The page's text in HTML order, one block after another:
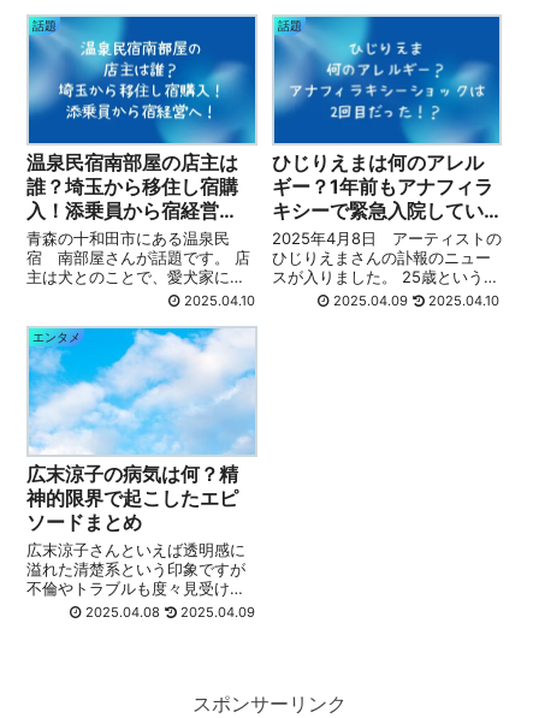
今回は 原口武蔵の高校はどこ？
原口武蔵プロフィール N高校は
どんな学校？ EXPG高等学校...
一方で 帰化しているのではない
か？と言われています。 本当な
のでしょうか？またなぜそう言
わ...
話題
温泉民宿南部屋の店主は
誰？埼玉から移住し宿購
入！添乗員から宿経営
へ！
青森の十和田市にある温泉民
宿 南部屋さんが話題です。 店
主は犬とのことで、愛犬家に愛
されるお宿のようです。 経営者
ょうか？ 今回は 温泉民宿南部屋
の店主は誰？ 埼玉から移住し宿
購入！ 添乗員から宿経営へ！ こ
ちら...
2025.04.10
話題
ひじりえまは何のアレル
ギー？1年前もアナフィラ
キシーで緊急入院してい
た！
2025年4月8日 アーティストの
ひじりえまさんの訃報のニュー
スが入りました。 25歳という若
さで、突然のことで驚いた方も
2025.04.09 2025.04.10
エンタメ
広末涼子の病気は何？精
神的限界で起こしたエピ
ソードまとめ
広末涼子さんといえば透明感に
溢れた清楚系という印象ですが
不倫やトラブルも度々見受けら
れますね。 今回の事件では何か
2025.04.08 2025.04.09
スポンサーリンク